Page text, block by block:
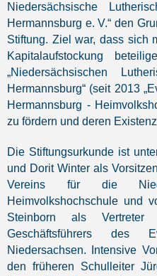
Niedersächsische
Hermannsburg e. V.“ den
Stiftung. Ziel war, dass sich
Kapitalaufstockung
„Niedersächsischen
Hermannsburg“ (seit 2013
Hermannsburg -
zu fördern und deren
Die Stiftungsurkunde ist
und Dorit Winter als
Vereins für die
Heimvolkshochschule und
Steinborn als
Geschäftsführers des
Niedersachsen. Intensive
den früheren Schulleiter